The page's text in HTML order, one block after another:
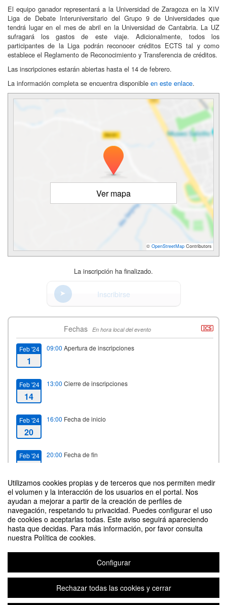
Utilizamos cookies propias y de terceros que nos permiten medir
el volumen y la interacción de los usuarios en el portal. Nos
ayudan a mejorar a partir de la creación de perfiles de
navegación, respetando tu privacidad. Puedes configurar el uso
de cookies o aceptarlas todas. Este aviso seguirá apareciendo
hasta que decidas. Para más información, por favor consulta
nuestra Política de cookies.
Configurar
Rechazar todas las cookies y cerrar
El equipo ganador representará a la Universidad de Zaragoza en la XIV
Liga de Debate Interuniversitario del Grupo 9 de Universidades que
tendrá lugar en el mes de abril en la Universidad de Cantabria. La UZ
sufragará los gastos de este viaje. Adicionalmente, todos los
participantes de la Liga podrán reconocer créditos ECTS tal y como
establece el Reglamento de Reconocimiento y Transferencia de créditos.
Las inscripciones estarán abiertas hasta el 14 de febrero.
La información completa se encuentra disponible en este enlace.
Ver mapa
© OpenStreetMap Contributors
La inscripción ha finalizado.
Inscribirse
Fechas En hora local del evento
Feb '24
1
09:00 Apertura de inscripciones
Feb '24
14
13:00 Cierre de inscripciones
Feb '24
20
16:00 Fecha de inicio
Feb '24 20:00 Fecha de fin
Contacto
XIII Liga de Debate Universitario - ¿La inteligencia artificial dejará obsoleto
al profesorado?
Organizado por Vicerrectorado de Estudiantes y Empleo